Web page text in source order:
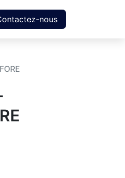
nous